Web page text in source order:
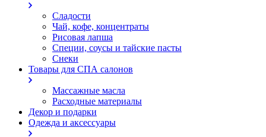
Сладости
Чай, кофе, концентраты
Рисовая лапша
Специи, соусы и тайские пасты
Снеки
Товары для СПА салонов
Массажные масла
Расходные материалы
Декор и подарки
Одежда и аксессуары